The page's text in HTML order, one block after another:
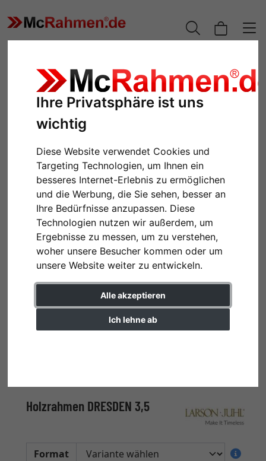
Ihre Privatsphäre ist uns
wichtig
Diese Website verwendet Cookies und
Targeting Technologien, um Ihnen ein
besseres Internet-Erlebnis zu ermöglichen
und die Werbung, die Sie sehen, besser an
Ihre Bedürfnisse anzupassen. Diese
Technologien nutzen wir außerdem, um
Ergebnisse zu messen, um zu verstehen,
woher unsere Besucher kommen oder um
unsere Website weiter zu entwickeln.
Alle akzeptieren
Ich lehne ab
Zurück
Holzrahmen DRESDEN 3,5
Format